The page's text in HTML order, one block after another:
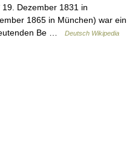
Dezember 1831 in
1865 in München) war ein
Be …
Deutsch Wikipedia